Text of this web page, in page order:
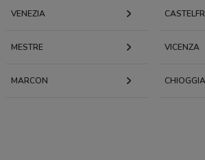
VENEZIA
MESTRE VICENZA
MARCON CHIOGGIA